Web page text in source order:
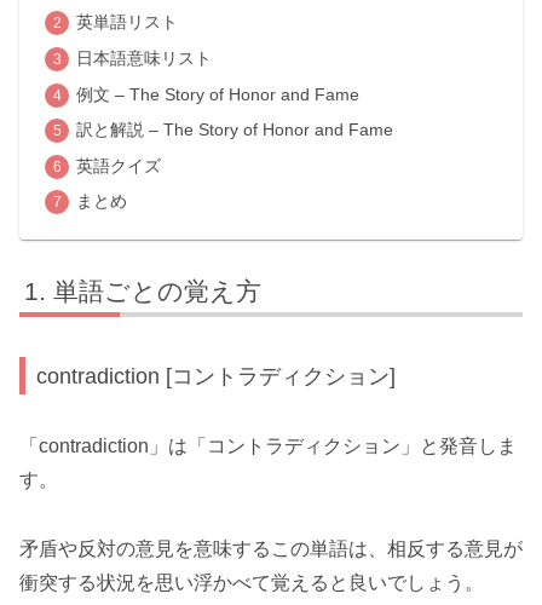
英単語リスト
日本語意味リスト
例文 – The Story of Honor and Fame
訳と解説 – The Story of Honor and Fame
英語クイズ
まとめ
単語ごとの覚え方
contradiction [コントラディクション]
「contradiction」は「コントラディクション」と発音しま
す。
矛盾や反対の意見を意味するこの単語は、相反する意見が
衝突する状況を思い浮かべて覚えると良いでしょう。